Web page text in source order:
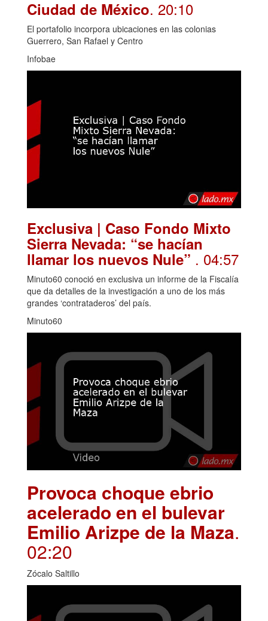
Ciudad de México. 20:10
El portafolio incorpora ubicaciones en las colonias
Guerrero, San Rafael y Centro
Infobae
Exclusiva | Caso Fondo Mixto
Sierra Nevada: “se hacían
llamar los nuevos Nule” . 04:57
Minuto60 conoció en exclusiva un informe de la Fiscalía
que da detalles de la investigación a uno de los más
grandes ‘contrataderos’ del país.
Minuto60
Provoca choque ebrio
acelerado en el bulevar
Emilio Arizpe de la Maza.
02:20
Zócalo Saltillo